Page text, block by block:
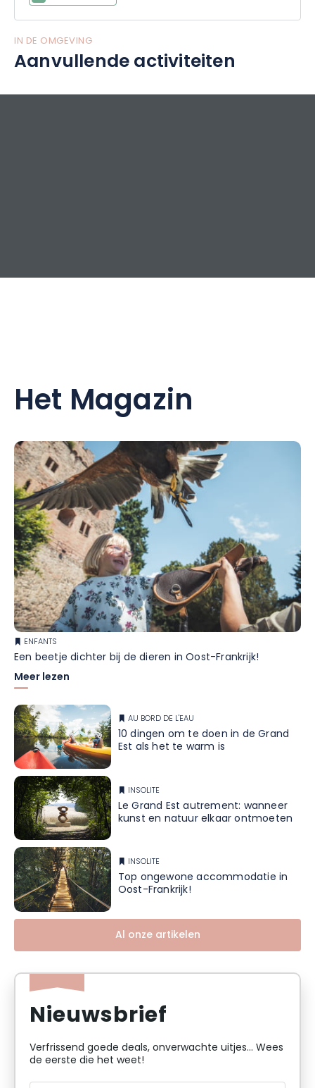
IN DE OMGEVING
Aanvullende activiteiten
Het Magazin
ENFANTS
Een beetje dichter bij de dieren in Oost-Frankrijk!
Meer lezen
AU BORD DE L'EAU
10 dingen om te doen in de Grand
Est als het te warm is
INSOLITE
Le Grand Est autrement: wanneer
kunst en natuur elkaar ontmoeten
INSOLITE
Top ongewone accommodatie in
Oost-Frankrijk!
Al onze artikelen
Nieuwsbrief
Verfrissend goede deals, onverwachte uitjes... Wees
de eerste die het weet!